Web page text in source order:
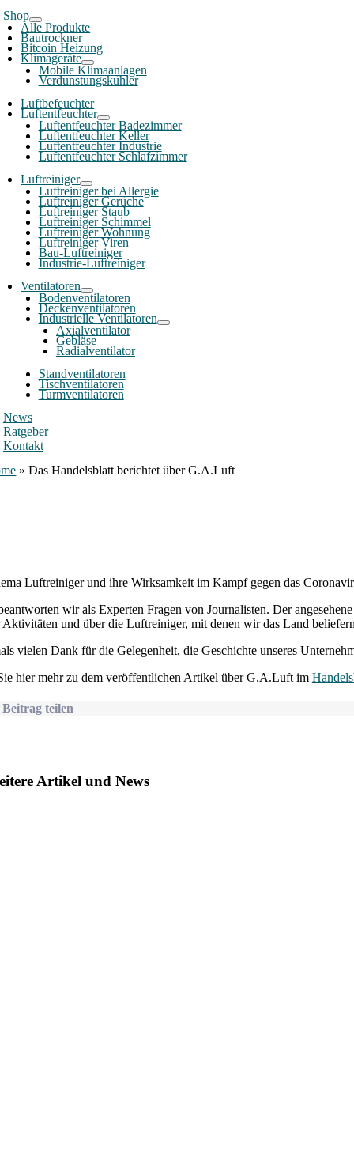
Shop
Alle Produkte
Bautrockner
Bitcoin Heizung
Klimageräte
Mobile Klimaanlagen
Verdunstungskühler
Luftbefeuchter
Luftentfeuchter
Luftentfeuchter Badezimmer
Luftentfeuchter Keller
Luftentfeuchter Industrie
Luftentfeuchter Schlafzimmer
Luftreiniger
Luftreiniger bei Allergie
Luftreiniger Gerüche
Luftreiniger Staub
Luftreiniger Schimmel
Luftreiniger Wohnung
Luftreiniger Viren
Bau-Luftreiniger
Industrie-Luftreiniger
Ventilatoren
Bodenventilatoren
Deckenventilatoren
Industrielle Ventilatoren
Axialventilator
Gebläse
Radialventilator
Standventilatoren
Tischventilatoren
Turmventilatoren
News
Ratgeber
Kontakt
»Das Handelsblatt berichtet über G.A.Luft
Luftreiniger und ihre Wirksamkeit im Kampf gegen das
wir als Experten Fragen von Journalisten. Der
Aktivitäten und über die Luftreiniger, mit denen wir das Land
vielen Dank für die Gelegenheit, die Geschichte unseres
hier mehr zu dem veröffentlichen Artikel über G.A.Luft im
Beitrag teilen
Artikel und News